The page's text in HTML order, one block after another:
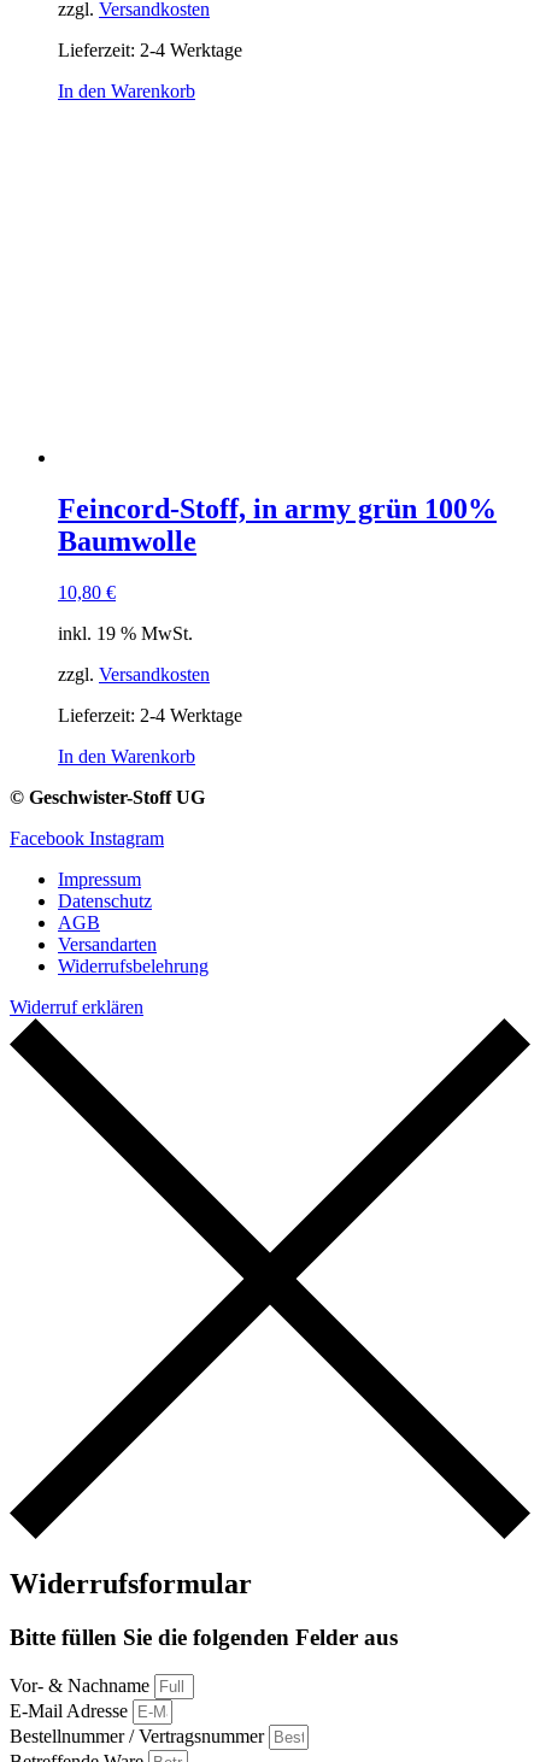
zzgl. Versandkosten
Lieferzeit: 2-4 Werktage
In den Warenkorb
Feincord-Stoff, in army grün 100%
Baumwolle
10,80 €
inkl. 19 % MwSt.
zzgl. Versandkosten
Lieferzeit: 2-4 Werktage
In den Warenkorb
© Geschwister-Stoff UG
Facebook Instagram
Impressum
Datenschutz
AGB
Versandarten
Widerrufsbelehrung
Widerruf erklären
Widerrufsformular
Bitte füllen Sie die folgenden Felder aus
Vor- & Nachname
E-Mail Adresse
Bestellnummer / Vertragsnummer